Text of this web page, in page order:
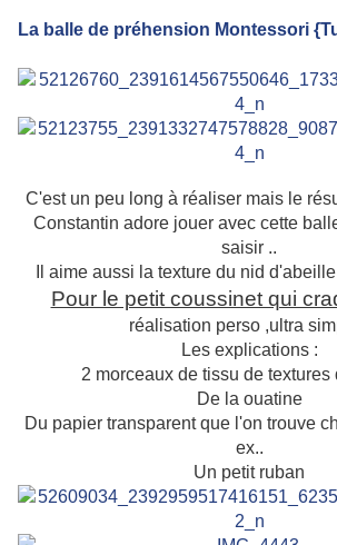
La balle de préhension Montessori
C'est un peu long à réaliser mais le
Constantin adore jouer avec cette
saisir ..
Il aime aussi la texture du nid
Pour le petit coussinet qui
réalisation perso ,ultra
Les explications :
2 morceaux de tissu de textures
De la ouatine
Du papier transparent que l'on trouve
ex..
Un petit ruban